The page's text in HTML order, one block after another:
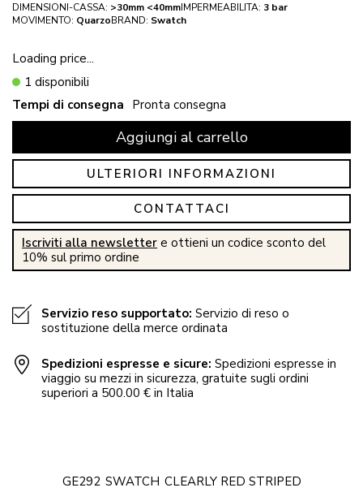
DIMENSIONI-CASSA: >30mm <40mmIMPERMEABILITA: 3 bar
MOVIMENTO: QuarzoBRAND: Swatch
Loading price...
1 disponibili
Tempi di consegna Pronta consegna
Aggiungi al carrello
ULTERIORI INFORMAZIONI
CONTATTACI
Iscriviti alla newsletter e ottieni un codice sconto del
10% sul primo ordine
Servizio reso supportato: Servizio di reso o
sostituzione della merce ordinata
Spedizioni espresse e sicure: Spedizioni espresse in
viaggio su mezzi in sicurezza, gratuite sugli ordini
superiori a 500.00 € in Italia
GE292 SWATCH CLEARLY RED STRIPED